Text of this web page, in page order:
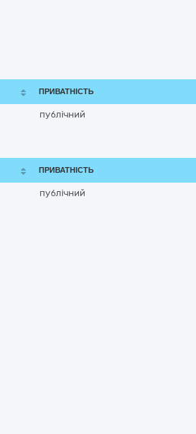
ПРИВАТНІСТЬ
публічний
ПРИВАТНІСТЬ
публічний